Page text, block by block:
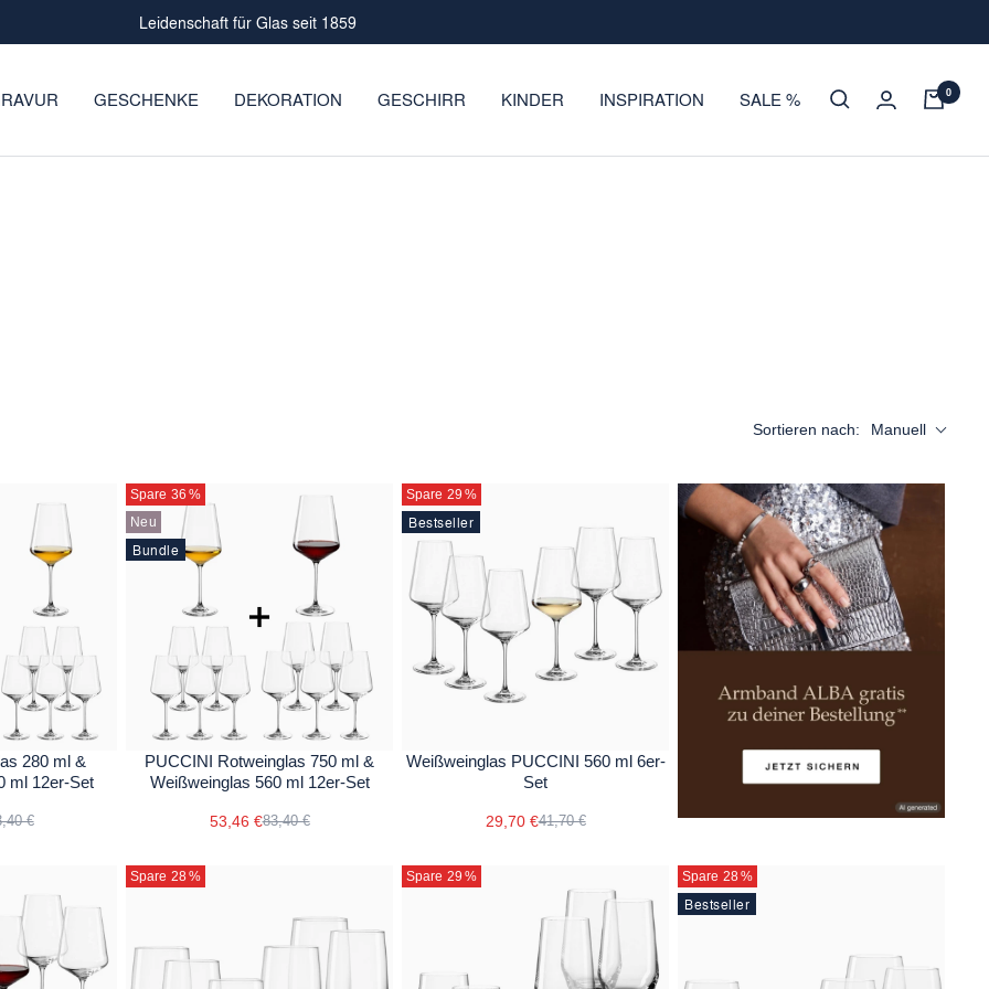
Leidenschaft für Glas seit 1859
GESCHENKE DEKORATION GESCHIRR KINDER INSPIRATION SALE % 0
Sortieren nach: Manuell
280 ml &
ml 12er-Set
€
Spare 36 %
Neu
Bundle
PUCCINI Rotweinglas 750 ml &
Weißweinglas 560 ml 12er-Set
53,46 €83,40 €
Spare 29 %
Bestseller
Weißweinglas PUCCINI 560 ml 6er-
Set
29,70 €41,70 €
Spare 28% Spare 29 % Spare 28%
Bestseller